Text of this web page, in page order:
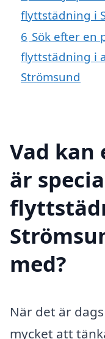
flyttstädning i
6 Sök efter en
flyttstädning i
Strömsund
Vad kan
är
med?
När det är
mycket att